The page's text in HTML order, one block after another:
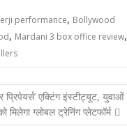
performance, Bollywood
, Mardani 3 box office review,
एक्टिंग इंस्टीट्यूट, युवाओं
मिलेगा ग्लोबल ट्रेनिंग प्लेटफॉर्म